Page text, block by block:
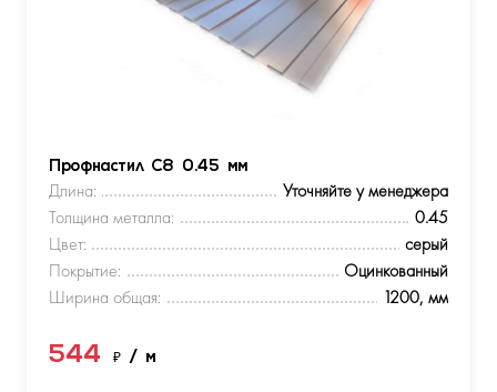
Профнастил С8 0.45 мм
Длина:
Уточняйте у менеджера
Толщина металла:
0.45
Цвет:
серый
Покрытие:
Оцинкованный
Ширина общая:
1200, мм
544 ₽ / м